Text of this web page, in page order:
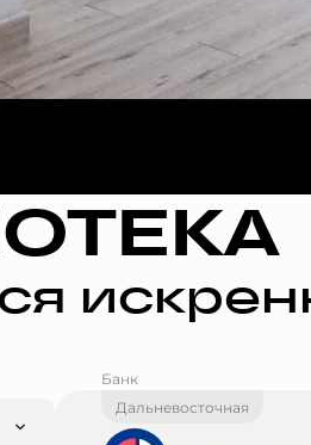
Банк
Дальневосточная